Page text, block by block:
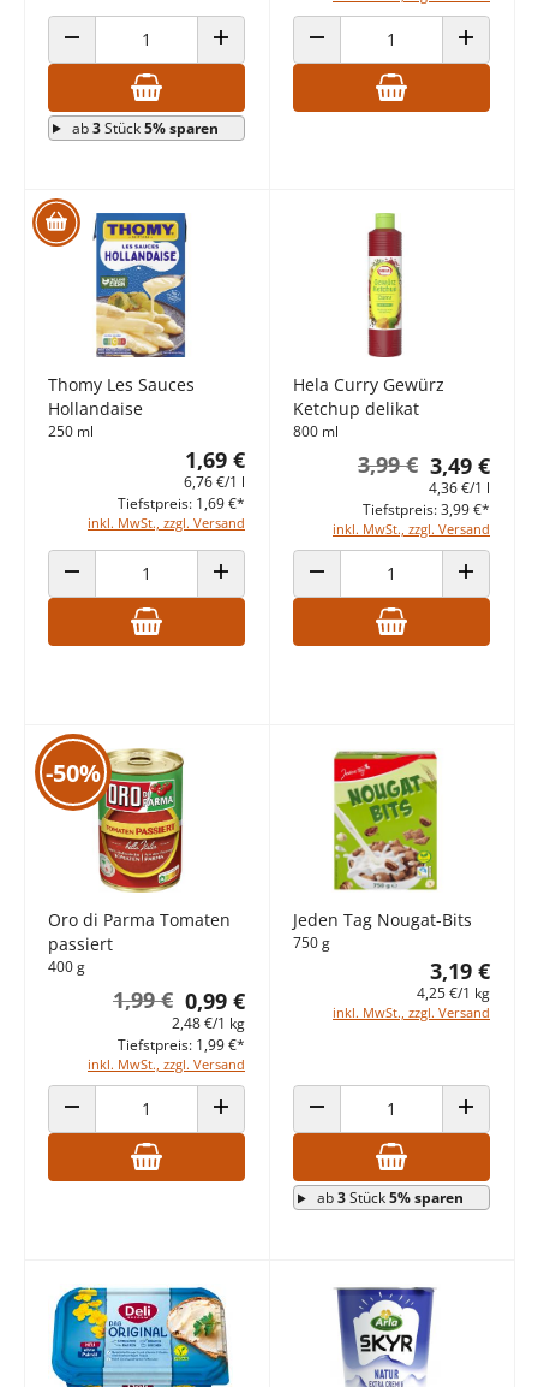
ANZAHL VERRINGERN ANZAHL ERHÖHEN
ab3Stück5% sparen
ANZAHL VERRINGERN ANZAHL
Thomy Les Sauces
Hollandaise
250 ml
1,69 €
6,76 €/1 l
inkl. MwSt., zzgl. Versand
Tiefstpreis: 1,69 €*
ANZAHL VERRINGERN ANZAHL ERHÖHEN
Hela Curry Gewürz
Ketchup delikat
800 ml
3,49 €
3,99 €
4,36 €/1 l
inkl. MwSt., zzgl. Versand
Tiefstpreis: 3,99 €*
ANZAHL VERRINGERN ANZAHL
-50%
Oro di Parma Tomaten
passiert
400 g
0,99 €
1,99 €
2,48 €/1 kg
inkl. MwSt., zzgl. Versand
Tiefstpreis: 1,99 €*
ANZAHL VERRINGERN ANZAHL ERHÖHEN
Jeden Tag Nougat-Bits
750 g
3,19 €
4,25 €/1 kg
inkl. MwSt., zzgl. Versand
ANZAHL VERRINGERN ANZAHL
ab3Stück5% sparen